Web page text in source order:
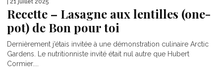
| 21 juillet 2025
Recette – Lasagne aux lentilles (one-
pot) de Bon pour toi
Dernièrement j’étais invitée à une démonstration culinaire Arctic
Gardens. Le nutritionniste invité était nul autre que Hubert
Cormier....